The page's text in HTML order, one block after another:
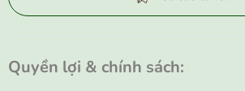
Quyền lợi & chính sách: